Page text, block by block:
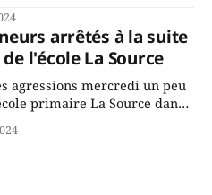
de son incapacité, qu'il
arrêtés à la suite
l'école La Source
agressions mercredi un peu
primaire La Source dans
un véhicule et aspergée